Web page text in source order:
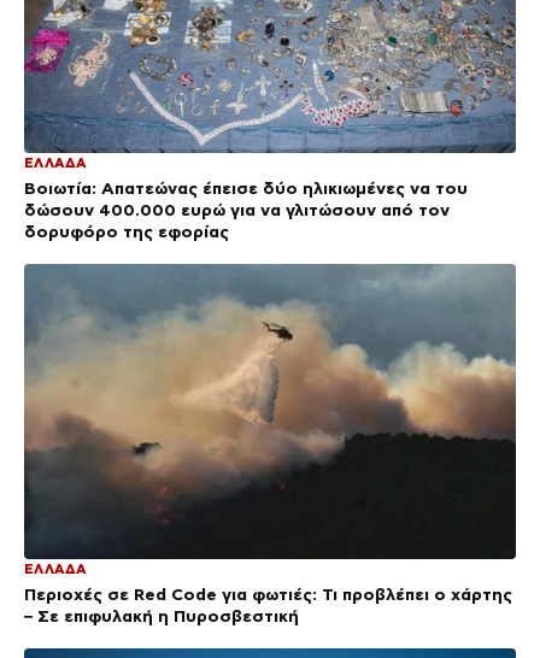
ΕΛΛΑΔΑ
Βοιωτία: Απατεώνας έπεισε δύο ηλικιωμένες να του
δώσουν 400.000 ευρώ για να γλιτώσουν από τον
δορυφόρο της εφορίας
ΕΛΛΑΔΑ
Περιοχές σε Red Code για φωτιές: Τι προβλέπει ο χάρτης
– Σε επιφυλακή η Πυροσβεστική